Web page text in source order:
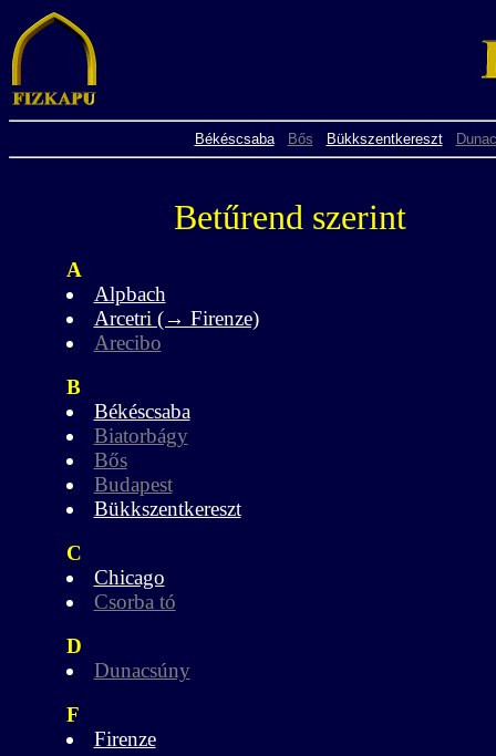
Békéscsaba Bős Bükkszentkereszt
Betűrend szerint
A
Alpbach
Arcetri (→ Firenze)
Arecibo
B
Békéscsaba
Biatorbágy
Bős
Budapest
Bükkszentkereszt
C
Chicago
Csorba tó
D
Dunacsúny
F
Firenze